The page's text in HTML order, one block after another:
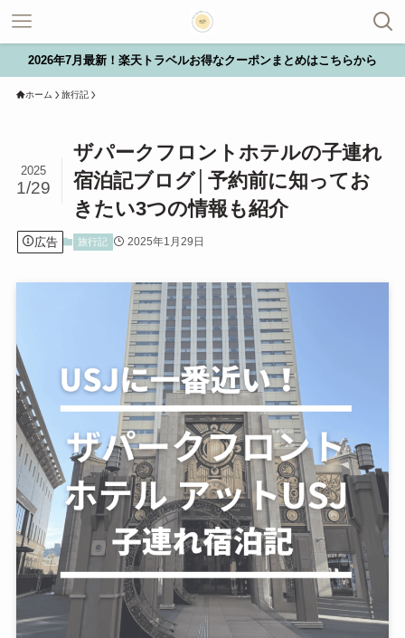
2026年7月最新！楽天トラベルお得なクーポンまとめはこちらから
ホーム 旅行記
ザパークフロントホテルの子連れ
宿泊記ブログ│予約前に知ってお
きたい3つの情報も紹介
2025
1/29
広告 旅行記 2025年1月29日